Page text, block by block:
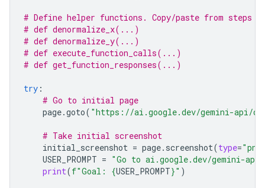
# Define helper functions. Copy/paste from steps 3
# def denormalize_x(...)
# def denormalize_y(...)
# def execute_function_calls(...)
# def get_function_responses(...)
try :
# Go to initial page
page.goto( "https://ai.google.dev/gemini-api/
# Take initial screenshot
initial_screenshot = page. screenshot(type=
USER_PROMPT = "Go to ai.google.dev/gemini-
print(f"Goal: {USER_PROMPT}" )